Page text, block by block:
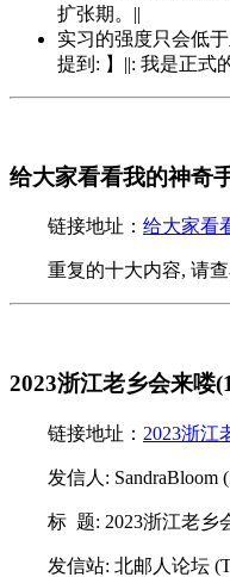
扩张期。||
实习的强度只会低
提到: 】||: 我是正式
给大家看看我的神奇
链接地址： 给大家看
重复的十大内容, 请
2023浙江老乡会来喽
链接地址： 2023浙江
发信人: SandraBloom
标 题: 2023浙江老乡
发信站: 北邮人论坛